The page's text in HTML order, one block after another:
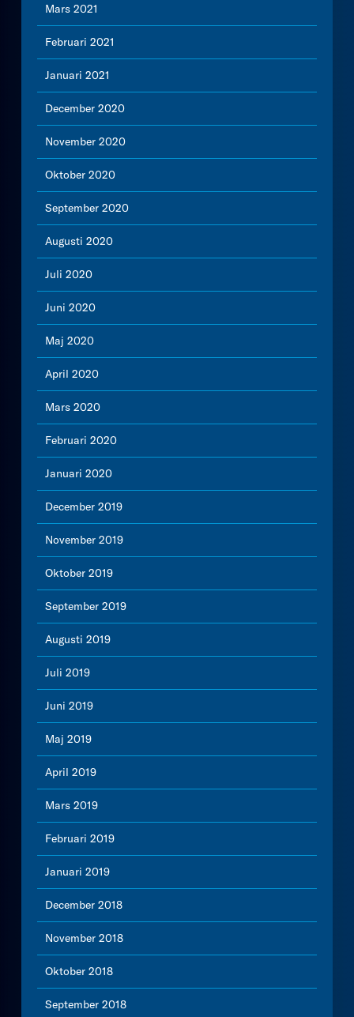
Mars 2021
Februari 2021
Januari 2021
December 2020
November 2020
Oktober 2020
September 2020
Augusti 2020
Juli 2020
Juni 2020
Maj 2020
April 2020
Mars 2020
Februari 2020
Januari 2020
December 2019
November 2019
Oktober 2019
September 2019
Augusti 2019
Juli 2019
Juni 2019
Maj 2019
April 2019
Mars 2019
Februari 2019
Januari 2019
December 2018
November 2018
Oktober 2018
September 2018